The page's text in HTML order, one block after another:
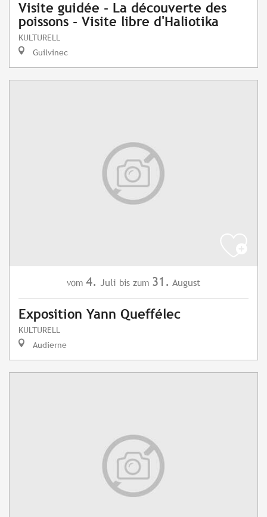
Visite guidée - La découverte des
poissons - Visite libre d'Haliotika
KULTURELL
Guilvinec
vom 4. Juli bis zum 31. August
Exposition Yann Queffélec
KULTURELL
Audierne